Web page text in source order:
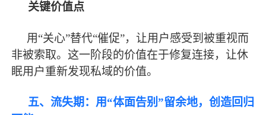
关键价值点
用“关心”替代“催促”，让用户感受到被重视而
非被索取。这一阶段的价值在于修复连接，让休
眠用户重新发现私域的价值。
五、流失期：用“体面告别”留余地，创造回归